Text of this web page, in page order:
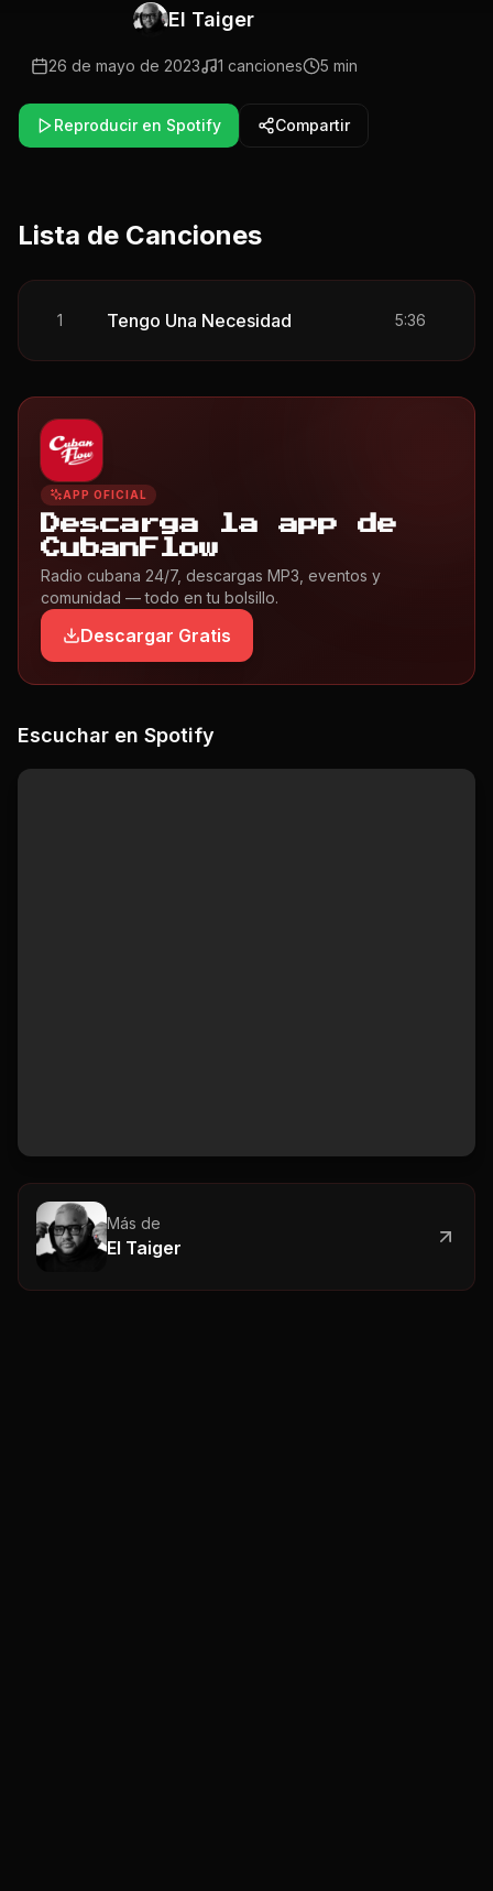
El Taiger
26 de mayo de 2023 1 canciones 5 min
Reproducir en Spotify Compartir
Lista de Canciones
1 Tengo Una Necesidad 5:36
APP OFICIAL
Descarga la app de
CubanFlow
Radio cubana 24/7, descargas MP3, eventos y
comunidad — todo en tu bolsillo.
Descargar Gratis
Escuchar en Spotify
Más de
El Taiger